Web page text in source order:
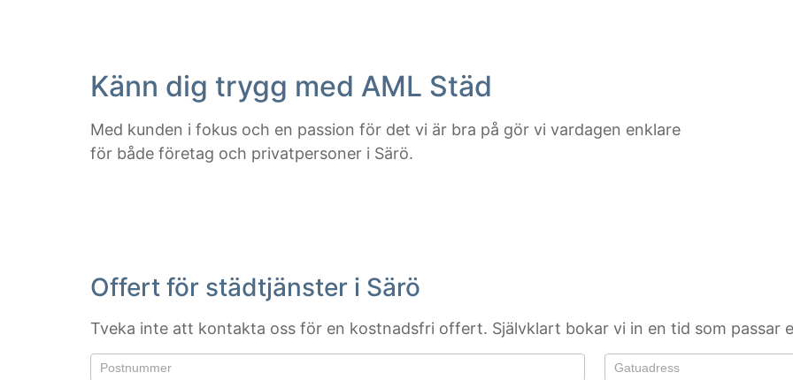
Känn dig trygg med AML Städ
Med kunden i fokus och en passion för det vi är bra på gör vi vardagen enklare
för både företag och privatpersoner i Särö.
Offert för städtjänster i Särö
Tveka inte att kontakta oss för en kostnadsfri offert. Självklart bokar vi in en tid som passar
Offert
Om du är